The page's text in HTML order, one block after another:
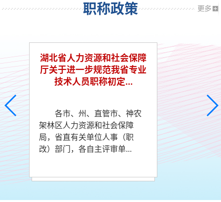
职称政策
湖北省人力资源和社会保障
厅关于进一步规范我省专业
技术人员职称初定...
各市、州、直管市、神农
架林区人力资源和社会保障
局，省直有关单位人事（职
改）部门，各自主评审单...
职
条
管